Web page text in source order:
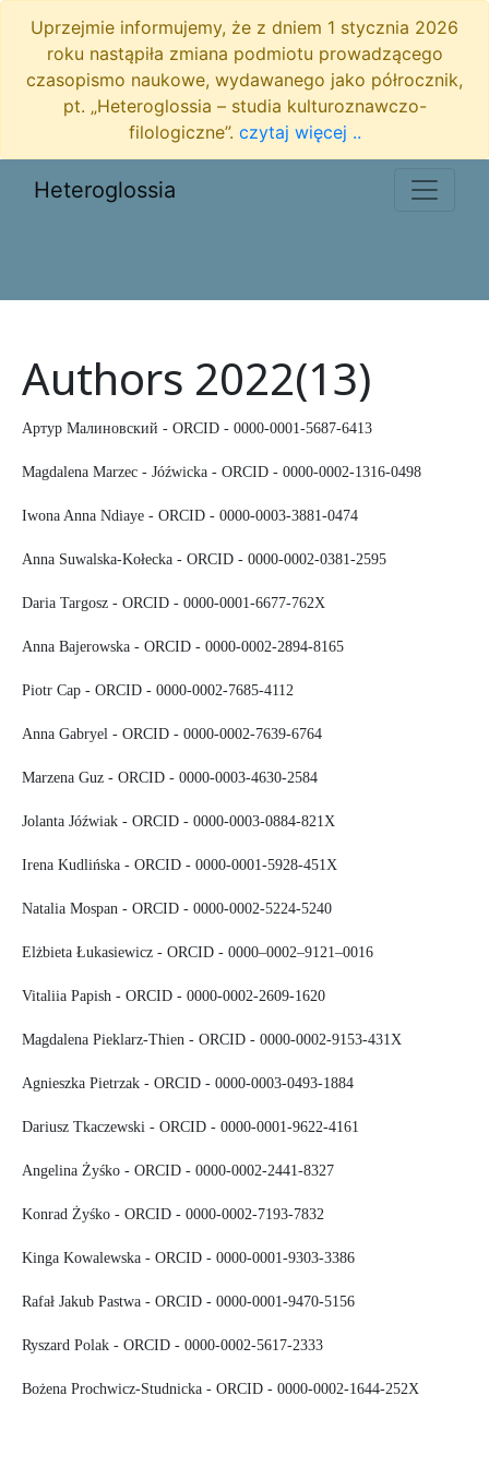
Uprzejmie informujemy, że z dniem 1 stycznia 2026
roku nastąpiła zmiana podmiotu prowadzącego
czasopismo naukowe, wydawanego jako półrocznik,
pt. „Heteroglossia – studia kulturoznawczo-
filologiczne”. czytaj więcej ..
Heteroglossia
Authors 2022(13)
Артур Малиновский - ORCID - 0000-0001-5687-6413
Magdalena Marzec - Jóźwicka - ORCID - 0000-0002-1316-0498
Iwona Anna Ndiaye - ORCID - 0000-0003-3881-0474
Anna Suwalska-Kołecka - ORCID - 0000-0002-0381-2595
Daria Targosz - ORCID - 0000-0001-6677-762X
Anna Bajerowska - ORCID - 0000-0002-2894-8165
Piotr Cap - ORCID - 0000-0002-7685-4112
Anna Gabryel - ORCID - 0000-0002-7639-6764
Marzena Guz - ORCID - 0000-0003-4630-2584
Jolanta Jóźwiak - ORCID - 0000-0003-0884-821X
Irena Kudlińska - ORCID - 0000-0001-5928-451X
Natalia Mospan - ORCID - 0000-0002-5224-5240
Elżbieta Łukasiewicz - ORCID - 0000–0002–9121–0016
Vitalіia Papish - ORCID - 0000-0002-2609-1620
Magdalena Pieklarz-Thien - ORCID - 0000-0002-9153-431X
Agnieszka Pietrzak - ORCID - 0000-0003-0493-1884
Dariusz Tkaczewski - ORCID - 0000-0001-9622-4161
Angelina Żyśko - ORCID - 0000-0002-2441-8327
Konrad Żyśko - ORCID - 0000-0002-7193-7832
Kinga Kowalewska - ORCID - 0000-0001-9303-3386
Rafał Jakub Pastwa - ORCID - 0000-0001-9470-5156
Ryszard Polak - ORCID - 0000-0002-5617-2333
Bożena Prochwicz-Studnicka - ORCID - 0000-0002-1644-252X